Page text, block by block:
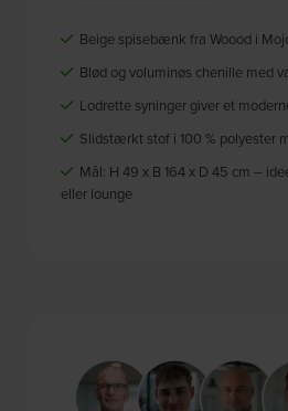
Beige spisebænk fra Woood i
Blød og voluminøs chenille med
Lodrette syninger giver et
Slidstærkt stof i 100 % polyester
Mål: H 49 x B 164 x D 45 cm –
eller lounge